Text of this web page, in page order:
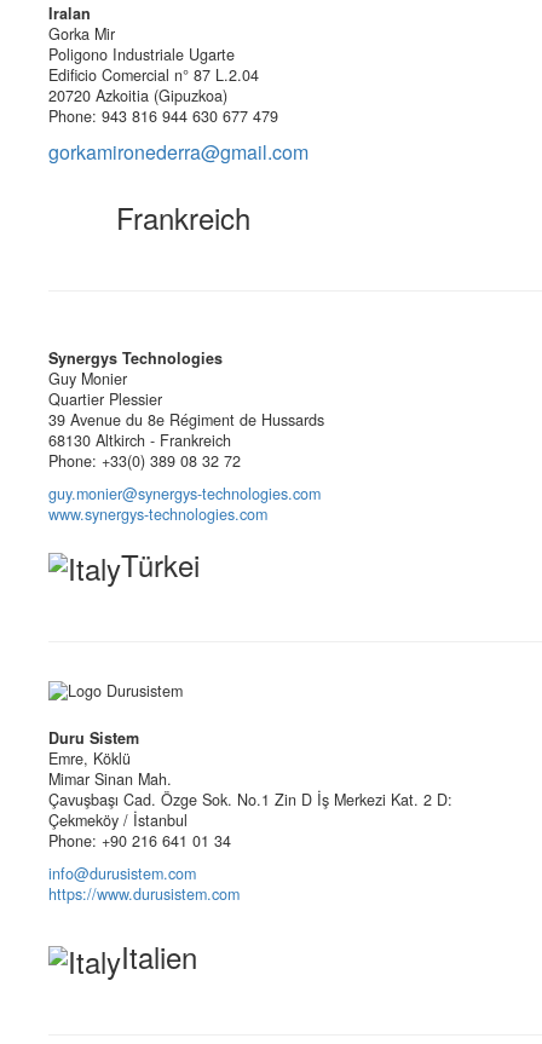
Iralan
Gorka Mir
Poligono Industriale Ugarte
Edificio Comercial n° 87 L.2.04
20720 Azkoitia (Gipuzkoa)
Phone: 943 816 944 630 677 479
gorkamironederra@gmail.com
Frankreich
Synergys Technologies
Guy Monier
Quartier Plessier
39 Avenue du 8e Régiment de Hussards
68130 Altkirch - Frankreich
Phone: +33(0) 389 08 32 72
guy.monier@synergys-technologies.com
www.synergys-technologies.com
Türkei
Duru Sistem
Emre, Köklü
Mimar Sinan Mah.
Çavuşbaşı Cad. Özge Sok. No.1 Zin D İş Merkezi Kat. 2 D:
Çekmeköy / İstanbul
Phone: +90 216 641 01 34
info@durusistem.com
https://www.durusistem.com
Italien